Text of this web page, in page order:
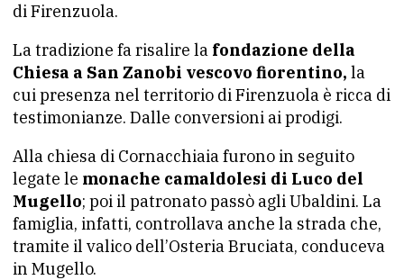
di Firenzuola.
La tradizione fa risalire la fondazione della
Chiesa a San Zanobi vescovo fiorentino, la
cui presenza nel territorio di Firenzuola è ricca di
testimonianze. Dalle conversioni ai prodigi.
Alla chiesa di Cornacchiaia furono in seguito
legate le monache camaldolesi di Luco del
Mugello; poi il patronato passò agli Ubaldini. La
famiglia, infatti, controllava anche la strada che,
tramite il valico dell’Osteria Bruciata, conduceva
in Mugello.